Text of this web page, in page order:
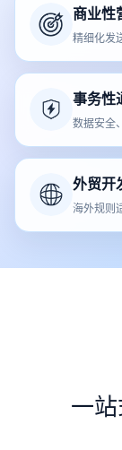
商业性
精细化发
事务性
数据安全
外贸开
海外规则
一